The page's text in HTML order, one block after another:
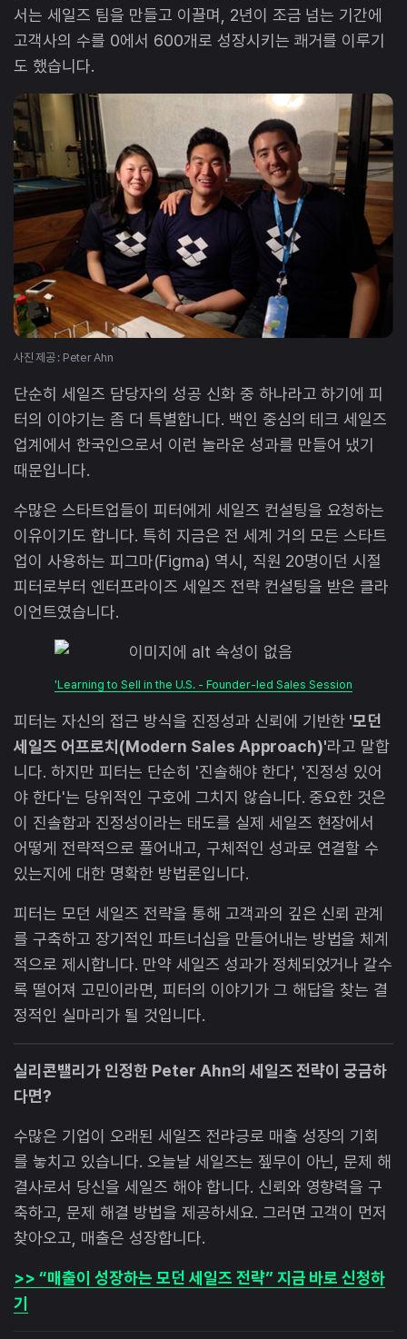
서는 세일즈 팀을 만들고 이끌며, 2년이 조금 넘는 기간에
고객사의 수를 0에서 600개로 성장시키는 쾌거를 이루기
도 했습니다.
사진 제공 : Peter Ahn
단순히 세일즈 담당자의 성공 신화 중 하나라고 하기에 피
터의 이야기는 좀 더 특별합니다. 백인 중심의 테크 세일즈
업계에서 한국인으로서 이런 놀라운 성과를 만들어 냈기
때문입니다.
수많은 스타트업들이 피터에게 세일즈 컨설팅을 요청하는
이유이기도 합니다. 특히 지금은 전 세계 거의 모든 스타트
업이 사용하는 피그마(Figma) 역시, 직원 20명이던 시절
피터로부터 엔터프라이즈 세일즈 전략 컨설팅을 받은 클라
이언트였습니다.
'Learning to Sell in the U.S. - Founder-led Sales Session
피터는 자신의 접근 방식을 진정성과 신뢰에 기반한 '모던
세일즈 어프로치(Modern Sales Approach)'라고 말합
니다. 하지만 피터는 단순히 '진솔해야 한다', '진정성 있어
야 한다'는 당위적인 구호에 그치지 않습니다. 중요한 것은
이 진솔함과 진정성이라는 태도를 실제 세일즈 현장에서
어떻게 전략적으로 풀어내고, 구체적인 성과로 연결할 수
있는지에 대한 명확한 방법론입니다.
피터는 모던 세일즈 전략을 통해 고객과의 깊은 신뢰 관계
를 구축하고 장기적인 파트너십을 만들어내는 방법을 체계
적으로 제시합니다. 만약 세일즈 성과가 정체되었거나 갈수
록 떨어져 고민이라면, 피터의 이야기가 그 해답을 찾는 결
정적인 실마리가 될 것입니다.
실리콘밸리가 인정한 Peter Ahn의 세일즈 전략이 궁금하
다면?
수많은 기업이 오래된 세일즈 전랴긍로 매출 성장의 기회
를 놓치고 있습니다. 오늘날 세일즈는 젶무이 아닌, 문제 해
결사로서 당신을 세일즈 해야 합니다. 신뢰와 영향력을 구
축하고, 문제 해결 방법을 제공하세요. 그러면 고객이 먼저
찾아오고, 매출은 성장합니다.
>> “매출이 성장하는 모던 세일즈 전략” 지금 바로 신청하
기